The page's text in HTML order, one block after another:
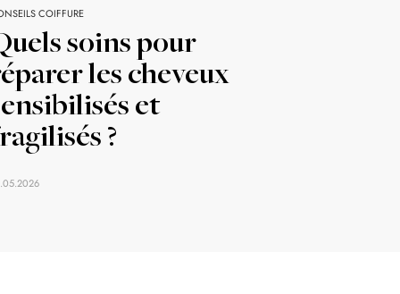
COIFFURE
soins pour
les cheveux
et
?